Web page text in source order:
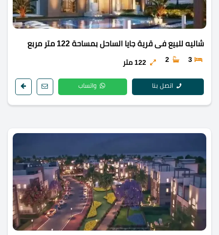
شاليه للبيع فى قرية جايا الساحل بمساحة 122 متر مربع
3
2 122 متر
اتصل بنا واتساب